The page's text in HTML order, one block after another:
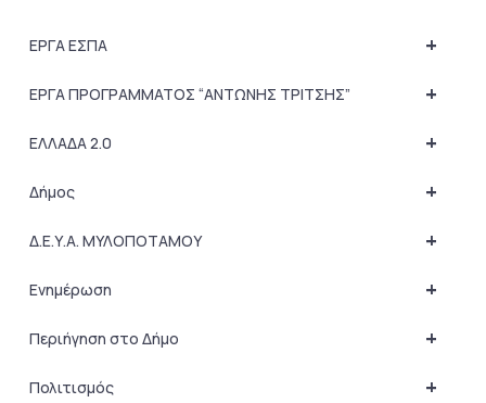
+
ΕΡΓΑ ΕΣΠΑ
+
ΕΡΓΑ ΠΡΟΓΡΑΜΜΑΤΟΣ “ΑΝΤΩΝΗΣ ΤΡΙΤΣΗΣ”
+
ΕΛΛΑΔΑ 2.0
+
Δήμος
+
Δ.Ε.Υ.Α. ΜΥΛΟΠΟΤΑΜΟΥ
+
Ενημέρωση
+
Περιήγηση στο Δήμο
+
Πολιτισμός